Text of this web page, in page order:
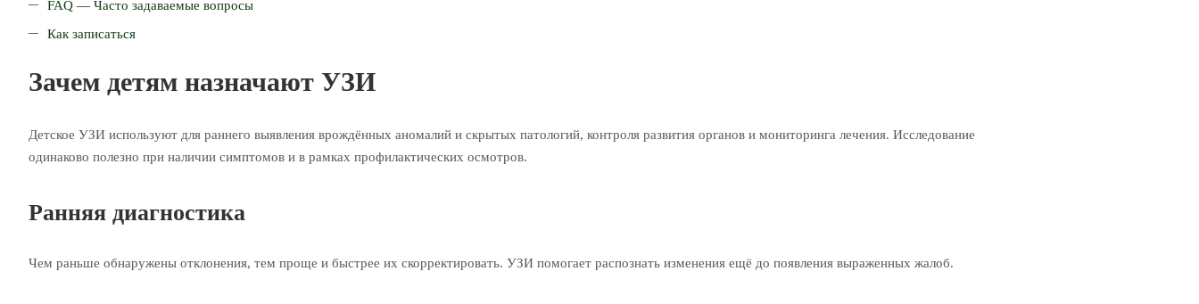
FAQ — Часто задаваемые вопросы
Как записаться
Зачем детям назначают УЗИ
Детское УЗИ используют для раннего выявления врождённых аномалий и скрытых патологий, контроля развития органов и мониторинга лечения. Исследование
одинаково полезно при наличии симптомов и в рамках профилактических осмотров.
Ранняя диагностика
Чем раньше обнаружены отклонения, тем проще и быстрее их скорректировать. УЗИ помогает распознать изменения ещё до появления выраженных жалоб.